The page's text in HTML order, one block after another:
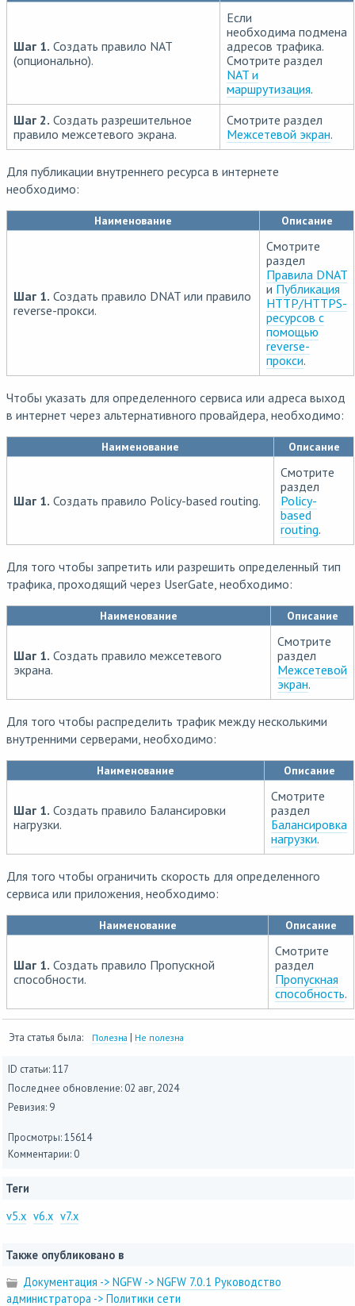
Шаг 1. Создать правило NAT
(опционально).
Если
необходима подмена
адресов трафика.
Смотрите раздел
NAT и
маршрутизация.
Шаг 2. Создать разрешительное
правило межсетевого экрана.
Смотрите раздел
Межсетевой экран.
Для публикации внутреннего ресурса в интернете
необходимо:
Наименование Описание
Шаг 1. Создать правило DNAT или правило
reverse-прокси.
Смотрите
раздел
Правила DNAT
и Публикация
HTTP/HTTPS-
ресурсов с
помощью
reverse-
прокси.
Чтобы указать для определенного сервиса или адреса выход
в интернет через альтернативного провайдера, необходимо:
Наименование Описание
Шаг 1. Создать правило Policy-based routing.
Смотрите
раздел
Policy-
based
routing.
Для того чтобы запретить или разрешить определенный тип
трафика, проходящий через UserGate, необходимо:
Наименование Описание
Шаг 1. Создать правило межсетевого
экрана.
Смотрите
раздел
Межсетевой
экран.
Для того чтобы распределить трафик между несколькими
внутренними серверами, необходимо:
Наименование Описание
Шаг 1. Создать правило Балансировки
нагрузки.
Смотрите
раздел
Балансировка
нагрузки.
Для того чтобы ограничить скорость для определенного
сервиса или приложения, необходимо:
Наименование Описание
Шаг 1. Создать правило Пропускной
способности.
Смотрите
раздел
Пропускная
способность.
Эта статья была: Полезна | Не полезна
ID статьи: 117
Последнее обновление: 02 авг, 2024
Ревизия: 9
Просмотры: 15614
Комментарии: 0
Теги
v5.x v6.x v7.x
Также опубликовано в
Документация -> NGFW -> NGFW 7.0.1 Руководство
администратора -> Политики сети